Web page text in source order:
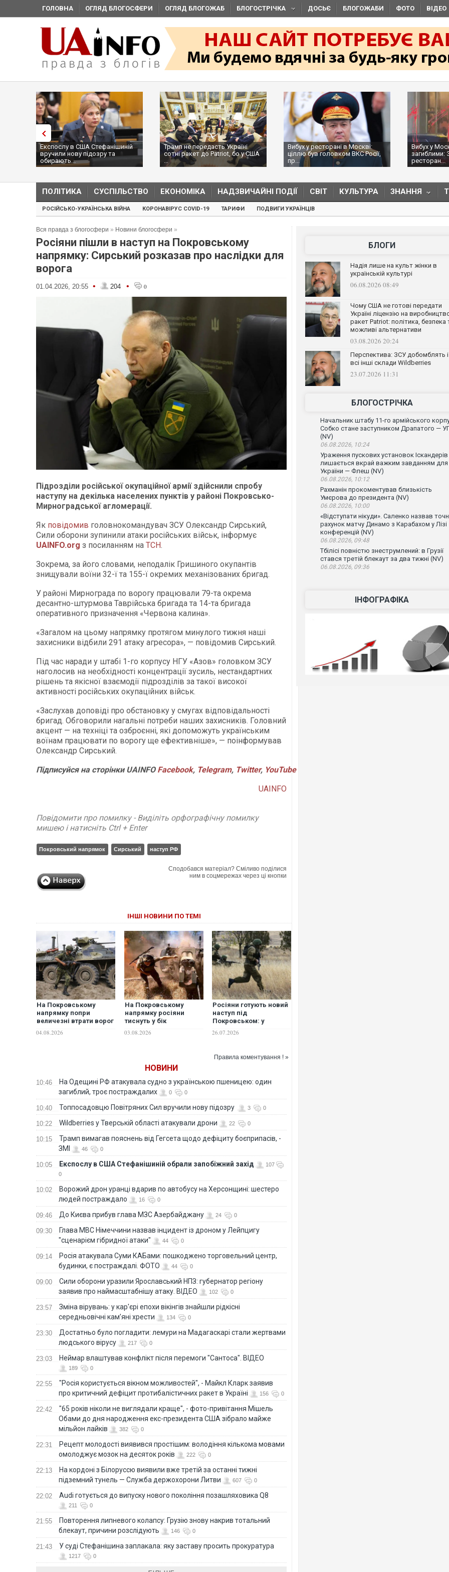
ГОЛОВНА ОГЛЯД БЛОГОСФЕРИ ОГЛЯД БЛОГОЖАБ БЛОГОСТРІЧКА ДОСЬЄ БЛОГОЖАБИ ФОТО ВІДЕО
Експослу в США Стефанішиній
вручили нову підозру та
обирають...
Трамп не передасть Україні
сотні ракет до Patriot, бо у США
...
Вибух у ресторані в Москві:
ціллю був головком ВКС Росії,
пр...
Вибух у
загиблими:
ресторан...
ПОЛІТИКА СУСПІЛЬСТВО ЕКОНОМІКА НАДЗВИЧАЙНІ ПОДІЇ СВІТ КУЛЬТУРА ЗНАННЯ
РОСІЙСЬКО-УКРАЇНСЬКА ВІЙНА КОРОНАВІРУС COVID-19 ТАРИФИ ПОДВИГИ УКРАЇНЦІВ
Вся правда з блогосфери » Новини блогосфери »
Росіяни пішли в наступ на Покровському
напрямку: Сирський розказав про наслідки для
ворога
01.04.2026, 20:55 • 204 • 0
Підрозділи російської окупаційної армії здійснили спробу
наступу на декілька населених пунктів у районі Покровсько-
Мирноградської агломерації.
Як повідомив головнокомандувач ЗСУ Олександр Сирський,
Сили оборони зупинили атаки російських військ, інформує
UAINFO.org з посиланням на ТСН.
Зокрема, за його словами, неподалік Гришиного окупантів
знищували воїни 32-ї та 155-ї окремих механізованих бригад.
У районі Мирнограда по ворогу працювали 79-та окрема
десантно-штурмова Таврійська бригада та 14-та бригада
оперативного призначення «Червона калина».
«Загалом на цьому напрямку протягом минулого тижня наші
захисники відбили 291 атаку агресора», — повідомив Сирський.
Під час наради у штабі 1-го корпусу НГУ «Азов» головком ЗСУ
наголосив на необхідності концентрації зусиль, нестандартних
рішень та якісної взаємодії підрозділів за такої високої
активності російських окупаційних військ.
«Заслухав доповіді про обстановку у смугах відповідальності
бригад. Обговорили нагальні потреби наших захисників. Головний
акцент — на техніці та озброєнні, які допоможуть українським
воїнам працювати по ворогу ще ефективніше», — поінформував
Олександр Сирський.
ПідписуйсянасторінкиUAINFO Facebook, Telegram, Twitter, YouTube
UAINFO
Повідомити про помилку - Виділіть орфографічну помилку
мишею і натисніть Ctrl + Enter
Покровський напрямок Сирський наступ РФ
Сподобався матеріал? Сміливо поділися
ним в соцмережах через ці кнопки
ІНШІ НОВИНИ ПО ТЕМІ
На Покровському
напрямку попри
величезні втрати ворог
батальйонами, -
04.08.2026
На Покровському
напрямку росіяни
тиснуть у бік
Білицького, але
03.08.2026
Росіяни готують новий
наступ під
Покровськом: у
розкрили плани ворога
26.07.2026
Правила коментування ! »
НОВИНИ
10:46
На Одещині РФ атакувала судно з українською пшеницею: один
загиблий, троє постраждалих
0 0
10:40 Топпосадовцю Повітряних Сил вручили нову підозру 3 0
10:22 Wildberries у Тверській області атакували дрони 22 0
10:15
Трамп вимагав пояснень від Гегсета щодо дефіциту боєприпасів, -
ЗМІ
46 0
10:05 Експослу в США Стефанішиній обрали запобіжний захід
107
0
10:02
Ворожий дрон уранці вдарив по автобусу на Херсонщині: шестеро
людей постраждало
16 0
09:46 До Києва прибув глава МЗС Азербайджану 24 0
09:30
Глава МВС Німеччини назвав інцидент із дроном у Лейпцигу
"сценарієм гібридної атаки"
44 0
09:14
Росія атакувала Суми КАБами: пошкоджено торговельний центр,
будинки, є постраждалі. ФОТО
44 0
09:00
Сили оборони уразили Ярославський НПЗ: губернатор регіону
заявив про наймасштабнішу атаку. ВІДЕО
102 0
23:57
Зміна вірувань: у кар'єрі епохи вікінгів знайшли рідкісні
середньовічні кам’яні хрести
134 0
23:30
Достатньо було погладити: лемури на Мадагаскарі стали жертвами
людського вірусу
217 0
23:03 Неймар влаштував конфлікт після перемоги "Сантоса". ВІДЕО
189 0
22:55
"Росія користується вікном можливостей", - Майкл Кларк заявив
про критичний дефіцит протибалістичних ракет в Україні
156 0
22:42
"65 років ніколи не виглядали краще", - фото-привітання Мішель
Обами до дня народження екс-президента США зібрало майже
мільйон лайків
382 0
22:31
Рецепт молодості виявився простішим: володіння кількома мовами
омолоджує мозок на десяток років
222 0
22:13
На кордоні з Білоруссю виявили вже третій за останні тижні
підземний тунель — Служба держохорони Литви
607 0
22:02 Audi готується до випуску нового покоління позашляховика Q8
211 0
21:55
Повторення липневого колапсу: Грузію знову накрив тотальний
блекаут, причини розслідують
146 0
21:43 У суді Стефанішина заплакала: яку заставу просить прокуратура
1217 0
БЛОГИ
Надія лише на культ жінки в
українській культурі
06.08.2026 08:49
Чому США не готові передати
Україні ліцензію на
ракет Patriot: політика, безпека
можливі альтернативи
03.08.2026 20:24
Перспектива: ЗСУ добомблять і
всі інші склади Wildberries
23.07.2026 11:31
БЛОГОСТРІЧКА
Начальник штабу 11-го армійського
Собко стане заступником Драпатого —
(NV)
06.08.2026, 10:24
Ураження пускових установок Іскандерів
лишається вкрай важким завданням для
України — Флеш (NV)
06.08.2026, 10:12
Рахманін прокоментував близькість
Умєрова до президента (NV)
06.08.2026, 10:00
«Відступати нікуди». Саленко назвав
рахунок матчу Динамо з Карабахом у Лізі
конференцій (NV)
06.08.2026, 09:48
Тбілісі повністю знеструмлений: в Грузії
стався третій блекаут за два тижні (NV)
06.08.2026, 09:36
ІНФОГРАФІКА
Росія атакувала Суми
торговельний центр, будинки,
Топпосадовцю Повітряних